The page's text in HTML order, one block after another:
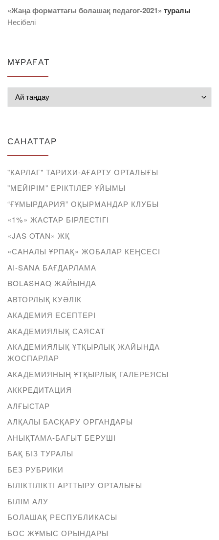
«Жаңа форматтағы болашақ педагог-2021» туралы
Несібелі
МҰРАҒАТ
САНАТТАР
"КАРЛАГ" ТАРИХИ-АҒАРТУ ОРТАЛЫҒЫ
"МЕЙІРІМ" ЕРІКТІЛЕР ҰЙЫМЫ
“ҒҰМЫРДАРИЯ” ОҚЫРМАНДАР КЛУБЫ
«1%» ЖАСТАР БІРЛЕСТІГІ
«JAS OTAN» ЖҚ
«САНАЛЫ ҰРПАҚ» ЖОБАЛАР КЕҢСЕСІ
AI-SANA БАҒДАРЛАМА
BOLASHAQ ЖАЙЫНДА
АВТОРЛЫҚ КУӘЛІК
АКАДЕМИЯ ЕСЕПТЕРІ
АКАДЕМИЯЛЫҚ САЯСАТ
АКАДЕМИЯЛЫҚ ҰТҚЫРЛЫҚ ЖАЙЫНДА
ЖОСПАРЛАР
АКАДЕМИЯНЫҢ ҰТҚЫРЛЫҚ ГАЛЕРЕЯСЫ
АККРЕДИТАЦИЯ
АЛҒЫСТАР
АЛҚАЛЫ БАСҚАРУ ОРГАНДАРЫ
АНЫҚТАМА-БАҒЫТ БЕРУШІ
БАҚ БІЗ ТУРАЛЫ
БЕЗ РУБРИКИ
БІЛІКТІЛІКТІ АРТТЫРУ ОРТАЛЫҒЫ
БІЛІМ АЛУ
БОЛАШАҚ РЕСПУБЛИКАСЫ
БОС ЖҰМЫС ОРЫНДАРЫ